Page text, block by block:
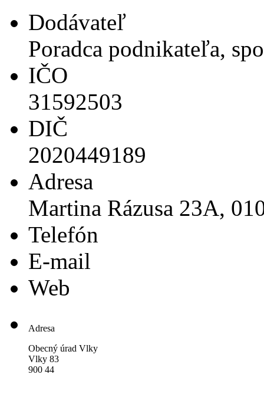
Dodávateľ
Poradca podnikateľa,
IČO
31592503
DIČ
2020449189
Adresa
Martina Rázusa 23A,
Telefón
E-mail
Web
Adresa
Obecný úrad Vlky
Vlky 83
900 44